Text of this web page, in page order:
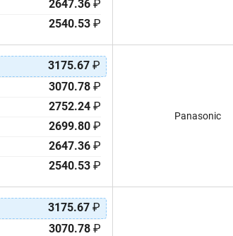
2647.36 ₽
2540.53 ₽
3175.67 ₽
3070.78 ₽
2752.24 ₽
2699.80 ₽
2647.36 ₽
2540.53 ₽
Panasonic
3175.67 ₽
3070.78 ₽